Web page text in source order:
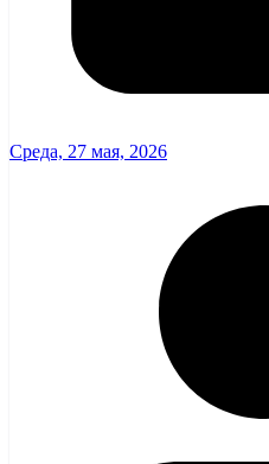
Среда, 27 мая, 2026